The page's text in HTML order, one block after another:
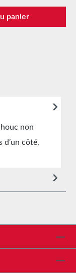
quantité
panier
non
d’un côté,